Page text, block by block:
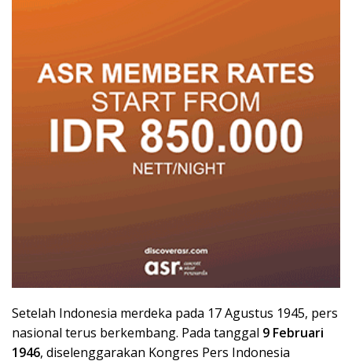
Setelah Indonesia merdeka pada 17 Agustus 1945, pers
nasional terus berkembang. Pada tanggal 9 Februari
1946, diselenggarakan Kongres Pers Indonesia